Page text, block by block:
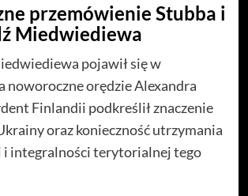
przemówienie Stubba i
Miedwiediewa
pojawił się w
noworoczne orędzie Alexandra
Finlandii podkreślił znaczenie
oraz konieczność utrzymania
i integralności terytorialnej tego